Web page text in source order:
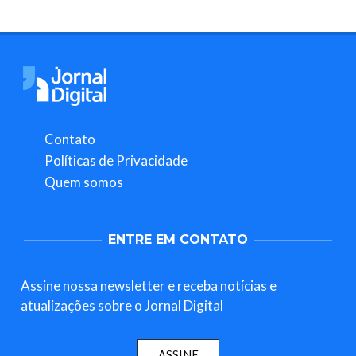
Contato
Políticas de Privacidade
Quem somos
ENTRE EM CONTATO
Assine nossa newsletter e receba notícias e
atualizações sobre o Jornal Digital